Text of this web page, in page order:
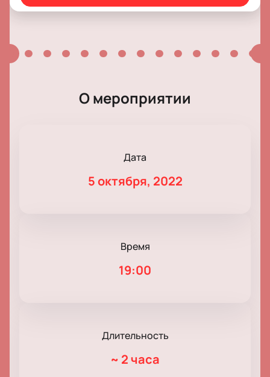
О мероприятии
Дата
5 октября, 2022
Время
19:00
Длительность
~ 2 часа